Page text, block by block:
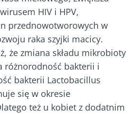
HIV i HPV,
przednowotworowych w
raka szyjki macicy.
że zmiana składu mikrobioty
różnorodność bakterii i
bakterii Lactobacillus
się w okresie
też u kobiet z dodatnim